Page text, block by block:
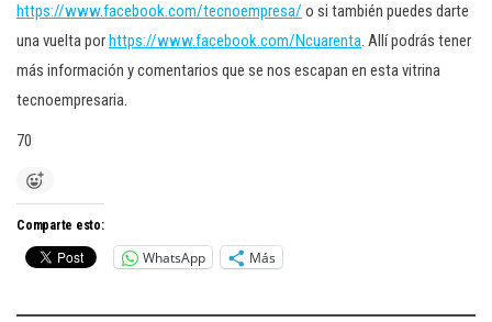
https://www.facebook.com/tecnoempresa/ o si también puedes darte
una vuelta porhttps://www.facebook.com/Ncuarenta. Allí podrás tener
más información y comentarios que se nos escapan en esta vitrina
tecnoempresaria.
70
Comparte esto:
WhatsApp Más